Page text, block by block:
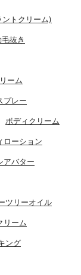
トクリーム)
抜き
ーム
プレー
ボディクリーム
ローション
アバター
ツリーオイル
リーム
ング